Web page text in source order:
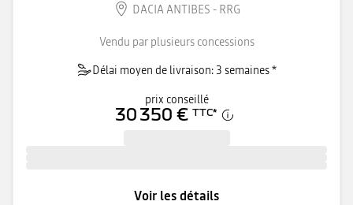
DACIA ANTIBES - RRG
Vendu par plusieurs concessions
Délai moyen de livraison: 3 semaines *
prix conseillé
30 350 € TTC*
Voir les détails